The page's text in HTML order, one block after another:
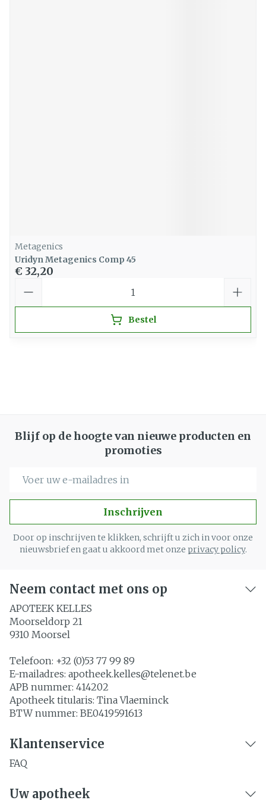
Metagenics
Uridyn Metagenics Comp 45
€ 32,20
Bestel
Blijf op de hoogte van nieuwe producten en
promoties
Inschrijven
Door op inschrijven te klikken, schrijft u zich in voor onze
nieuwsbrief en gaat u akkoord met onze privacy policy.
Neem contact met ons op
APOTEEK KELLES
Moorseldorp 21
9310 Moorsel
Telefoon: +32 (0)53 77 99 89
E-mailadres: apotheek.kelles@telenet.be
APB nummer: 414202
Apotheek titularis: Tina Vlaeminck
BTW nummer: BE0419591613
Klantenservice
FAQ
Uw apotheek